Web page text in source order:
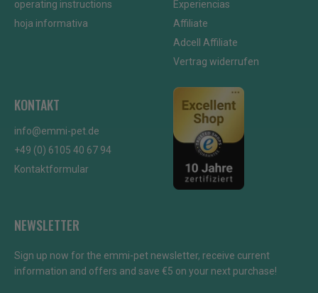
operating instructions
hoja informativa
Experiencias
Affiliate
Adcell Affiliate
Vertrag widerrufen
KONTAKT
info@emmi-pet.de
+49 (0) 6105 40 67 94
Kontaktformular
NEWSLETTER
Sign up now for the emmi-pet newsletter, receive current
information and offers and save €5 on your next purchase!